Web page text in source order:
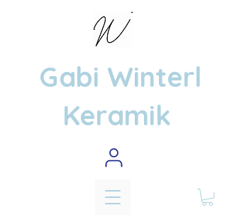
Gabi Winterl
Keramik